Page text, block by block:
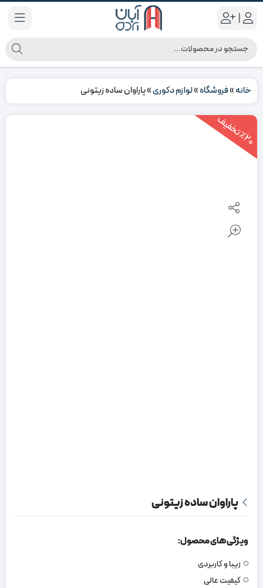
|
خانه»فروشگاه»لوازم دکوری»پاراوان ساده زیتونی
٪2
0
ت
خ
ف
یف
پاراوان ساده زیتونی
ویژگی های محصول:
زیبا و کاربردی
کیفیت عالی